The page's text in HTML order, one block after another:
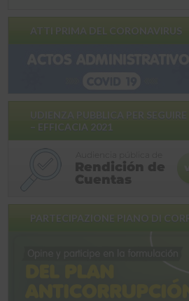
ATTI PRIMA DEL CORONAVIRUS
– EFFICACIA 2021
PARTECIPAZIONE PIANO DI